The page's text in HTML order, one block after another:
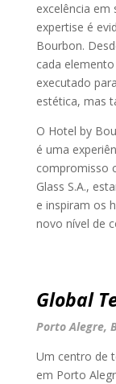
excelência em
expertise é
Bourbon.
cada
executado
estética, mas
O Hotel by
é uma
compromisso
Glass S.A.,
e inspiram os
novo nível de
Global
Porto Alegre,
Um centro de
em Porto